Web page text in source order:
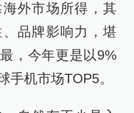
外市场所得，其
品牌影响力，堪
，今年更是以9%
手机市场TOP5。